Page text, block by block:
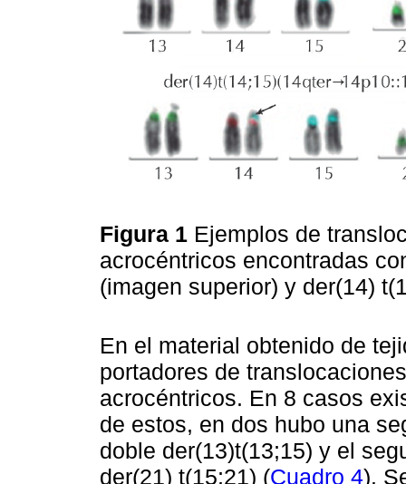
Figura 1 Ejemplos de
acrocéntricos encontradas
(imagen superior) y der(14)
En el material obtenido de
portadores de
acrocéntricos. En 8 casos
de estos, en dos hubo una
doble der(13)t(13;15) y el
der(21) t(15;21) (Cuadro 4).